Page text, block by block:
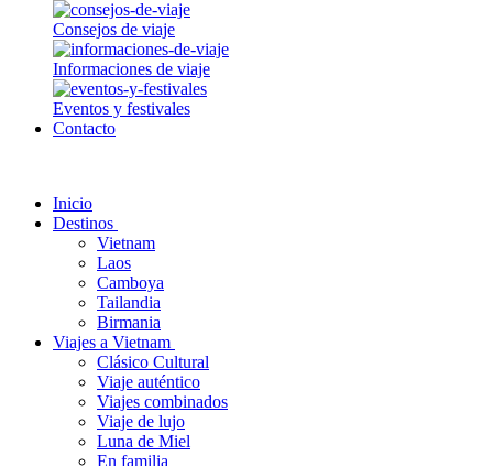
Consejos de viaje
Informaciones de viaje
Eventos y festivales
Contacto
Inicio
Destinos
Vietnam
Laos
Camboya
Tailandia
Birmania
Viajes a Vietnam
Clásico Cultural
Viaje auténtico
Viajes combinados
Viaje de lujo
Luna de Miel
En familia